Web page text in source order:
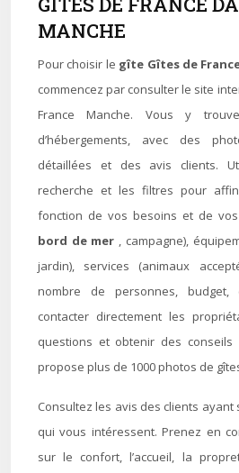
MANCHE
Pour choisir le gîte Gîtes de
commencez par consulter le site
France Manche. Vous y
d’hébergements, avec des
détaillées et des avis clients.
recherche et les filtres pour
fonction de vos besoins et de
bord de mer , campagne),
jardin), services (animaux
nombre de personnes, budget,
contacter directement les
questions et obtenir des conseils
propose plus de 1000 photos de
Consultez les avis des clients
qui vous intéressent. Prenez en
sur le confort, l’accueil, la